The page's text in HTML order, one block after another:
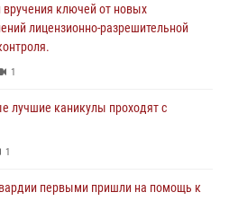
1
лучшие каникулы проходят с
первыми пришли на помощь к
возникшего сердечного приступа
ключей от новых
лицензионно-разрешительной
1
лучшие каникулы проходят с
1
первыми пришли на помощь к